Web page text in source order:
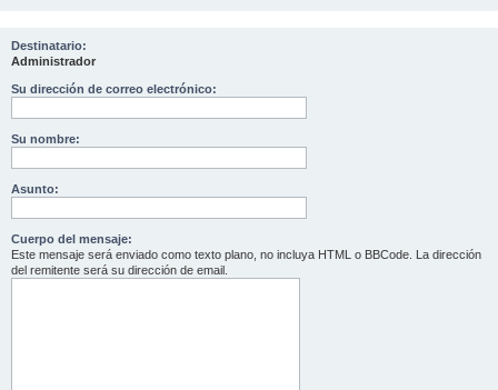
Destinatario:
Administrador
Su dirección de correo electrónico:
Su nombre:
Asunto:
Cuerpo del mensaje:
Este mensaje será enviado como texto plano, no incluya HTML o BBCode. La dirección
del remitente será su dirección de email.